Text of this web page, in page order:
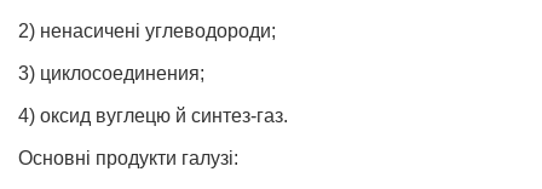
2) ненасичені углеводороди;
3) циклосоединения;
4) оксид вуглецю й синтез-газ.
Основні продукти галузі: